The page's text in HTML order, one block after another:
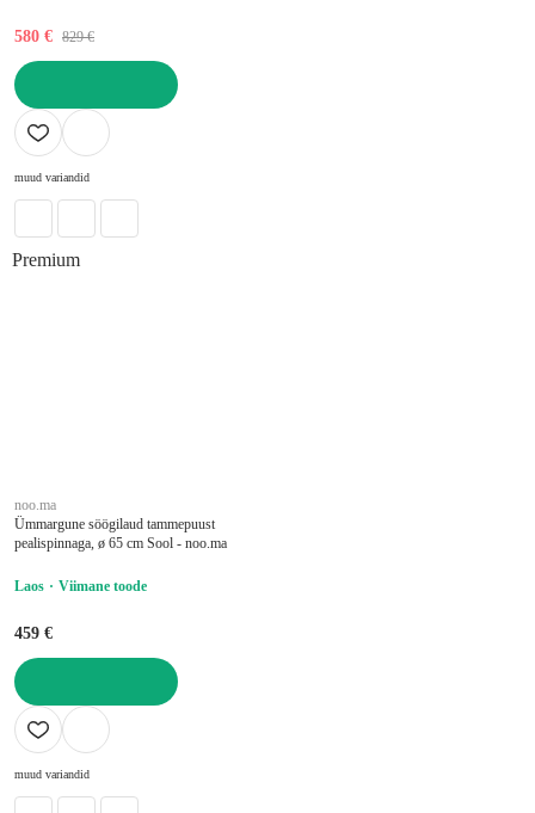
580 € 829 €
LISA OSTUKORVI
muud variandid
Premium
noo.ma
Ümmargune söögilaud tammepuust
pealispinnaga, ø 65 cm Sool - noo.ma
Laos Viimane toode
459 €
LISA OSTUKORVI
muud variandid